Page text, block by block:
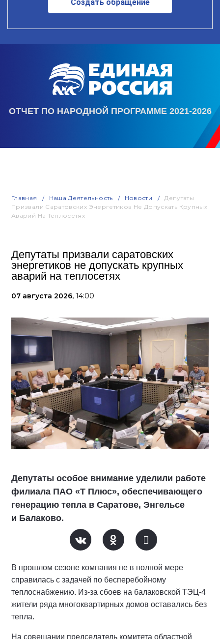
Создать обращение
ОТЧЕТ ПО НАРОДНОЙ ПРОГРАММЕ 2021-2026
Главная Наша Деятельность Новости
Депутаты
Призвали Саратовских Энергетиков Не Допускать Крупных
Аварий На Теплосетях
Депутаты призвали саратовских
энергетиков не допускать крупных
аварий на теплосетях
07 августа 2026, 14:00
Депутаты особое внимание уделили работе
филиала ПАО «Т Плюс», обеспечивающего
генерацию тепла в Саратове, Энгельсе
и Балаково.
В прошлом сезоне компания не в полной мере
справилась с задачей по бесперебойному
теплоснабжению. Из-за сбоев на балаковской ТЭЦ-4
жители ряда многоквартирных домов оставались без
тепла.
На совещании председатель комитета областной